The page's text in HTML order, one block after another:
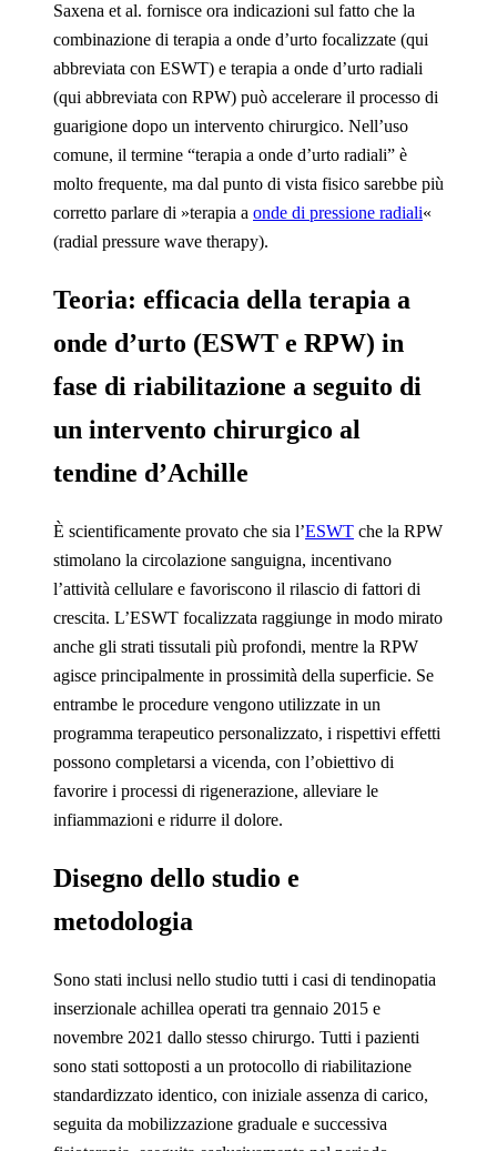
Saxena et al. fornisce ora indicazioni sul fatto che la
combinazione di terapia a onde d’urto focalizzate (qui
abbreviata con ESWT) e terapia a onde d’urto radiali
(qui abbreviata con RPW) può accelerare il processo di
guarigione dopo un intervento chirurgico. Nell’uso
comune, il termine “terapia a onde d’urto radiali” è
molto frequente, ma dal punto di vista fisico sarebbe più
corretto parlare di »terapia a onde di pressione radiali«
(radial pressure wave therapy).
Teoria: efficacia della terapia a
onde d’urto (ESWT e RPW) in
fase di riabilitazione a seguito di
un intervento chirurgico al
tendine d’Achille
È scientificamente provato che sia l’ESWT che la RPW
stimolano la circolazione sanguigna, incentivano
l’attività cellulare e favoriscono il rilascio di fattori di
crescita. L’ESWT focalizzata raggiunge in modo mirato
anche gli strati tissutali più profondi, mentre la RPW
agisce principalmente in prossimità della superficie. Se
entrambe le procedure vengono utilizzate in un
programma terapeutico personalizzato, i rispettivi effetti
possono completarsi a vicenda, con l’obiettivo di
favorire i processi di rigenerazione, alleviare le
infiammazioni e ridurre il dolore.
Disegno dello studio e
metodologia
Sono stati inclusi nello studio tutti i casi di tendinopatia
inserzionale achillea operati tra gennaio 2015 e
novembre 2021 dallo stesso chirurgo. Tutti i pazienti
sono stati sottoposti a un protocollo di riabilitazione
standardizzato identico, con iniziale assenza di carico,
seguita da mobilizzazione graduale e successiva